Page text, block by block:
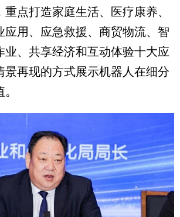
打造家庭生活、医疗康养、
应用、应急救援、商贸物流、智
业、共享经济和互动体验十大应
景再现的方式展示机器人在细分